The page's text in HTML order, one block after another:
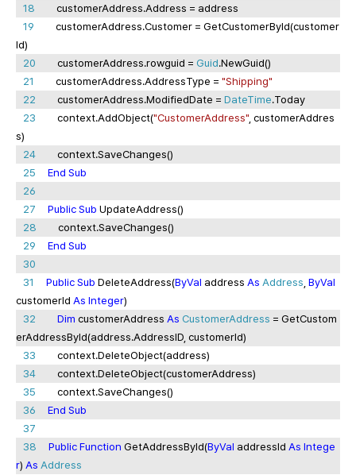
18 customerAddress.Address = address
19 customerAddress.Customer = GetCustomerById(customer
Id)
20 customerAddress.rowguid = Guid.NewGuid()
21
customerAddress.AddressType = "Shipping"
22 customerAddress.ModifiedDate = DateTime.Today
23 context.AddObject("CustomerAddress" , customerAddres
s)
24 context.SaveChanges()
25
End Sub
26
27
PublicSub UpdateAddress()
28 context.SaveChanges()
29
End Sub
30
31
PublicSub DeleteAddress(ByVal address As Address ByVal
customerId As Integer)
32
Dim customerAddress As CustomerAddress = GetCustom
erAddressById(address.AddressID, customerId)
33 context.DeleteObject(address)
34 context.DeleteObject(customerAddress)
35 context.SaveChanges()
36
End Sub
37
38
PublicFunction GetAddressById(ByVal addressId As Intege
r) As Address